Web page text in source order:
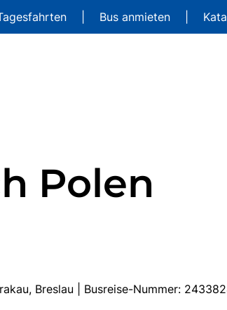
Bus anmieten
Polen
Breslau | Busreise-Nummer: